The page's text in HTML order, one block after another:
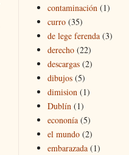
contaminación (1)
curro (35)
de lege ferenda (3)
derecho (22)
descargas (2)
dibujos (5)
dimision (1)
Dublín (1)
econonía (5)
el mundo (2)
embarazada (1)